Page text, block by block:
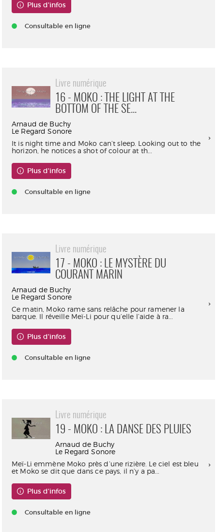
Plus d'infos
Consultable en ligne
Livre numérique
16 - MOKO : THE LIGHT AT THE
BOTTOM OF THE SE...
Arnaud de Buchy
Le Regard Sonore
It is night time and Moko can’t sleep. Looking out to the
horizon, he notices a shot of colour at th...
Plus d'infos
Consultable en ligne
Livre numérique
17 - MOKO : LE MYSTÈRE DU
COURANT MARIN
Arnaud de Buchy
Le Regard Sonore
Ce matin, Moko rame sans relâche pour ramener la
barque. Il réveille Meï-Li pour qu’elle l’aide à ra...
Plus d'infos
Consultable en ligne
Livre numérique
19 - MOKO : LA DANSE DES PLUIES
Arnaud de Buchy
Le Regard Sonore
Meï-Li emmène Moko près d’une rizière. Le ciel est bleu
et Moko se dit que dans ce pays, il n’y a pa...
Plus d'infos
Consultable en ligne